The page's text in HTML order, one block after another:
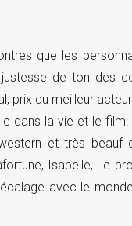
que les
de ton des
prix du meilleur
dans la vie et le
et très beauf
Isabelle, Le
avec le